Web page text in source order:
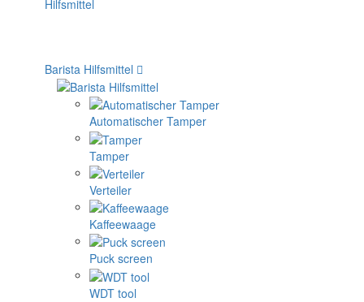
Barista Hilfsmittel
Automatischer Tamper
Tamper
Verteiler
Kaffeewaage
Puck screen
WDT tool